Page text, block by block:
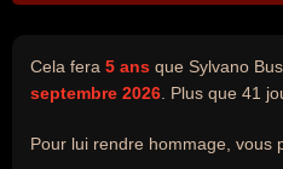
Cela fera 5 ans que Sylvano
septembre 2026 . Plus que 41
Pour lui rendre hommage, vous